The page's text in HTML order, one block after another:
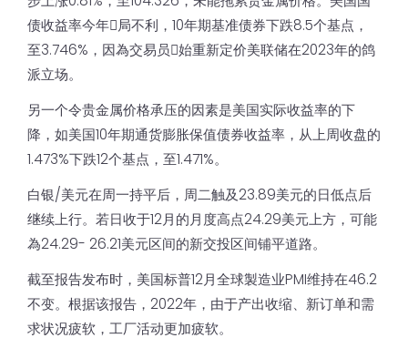
债收益率今年𫔭局不利，10年期基准债券下跌8.5个基点，
至3.746%，因為交易员𫔭始重新定价美联储在2023年的鸽
派立场。
另一个令贵金属价格承压的因素是美国实际收益率的下
降，如美国10年期通货膨胀保值债券收益率，从上周收盘的
1.473%下跌12个基点，至1.471%。
白银/美元在周一持平后，周二触及23.89美元的日低点后
继续上行。若日收于12月的月度高点24.29美元上方，可能
為24.29- 26.21美元区间的新交投区间铺平道路。
截至报告发布时，美国标普12月全球製造业PMI维持在46.2
不变。根据该报告，2022年，由于产出收缩、新订单和需
求状况疲软，工厂活动更加疲软。